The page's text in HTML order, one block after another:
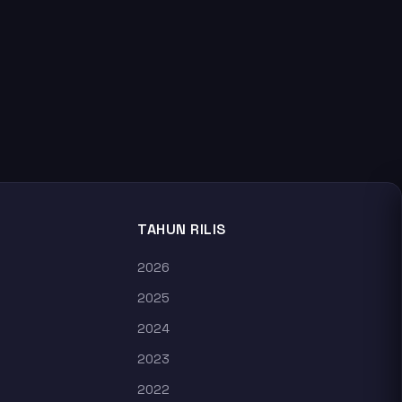
TAHUN RILIS
2026
2025
2024
2023
2022